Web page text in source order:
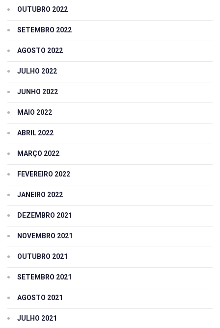
OUTUBRO 2022
SETEMBRO 2022
AGOSTO 2022
JULHO 2022
JUNHO 2022
MAIO 2022
ABRIL 2022
MARÇO 2022
FEVEREIRO 2022
JANEIRO 2022
DEZEMBRO 2021
NOVEMBRO 2021
OUTUBRO 2021
SETEMBRO 2021
AGOSTO 2021
JULHO 2021